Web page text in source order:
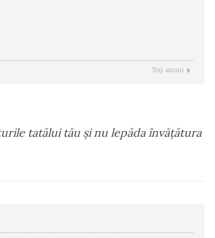
Toţi autorii
tatălui tău şi nu lepăda învăţătura